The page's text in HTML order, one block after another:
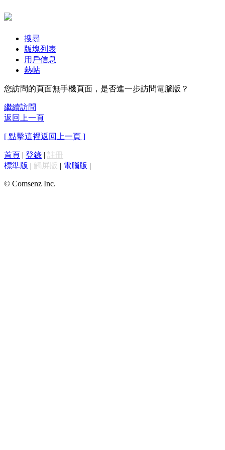
搜尋
版塊列表
用戶信息
熱帖
您訪問的頁面無手機頁面，是否進一步訪問電腦版？
繼續訪問
返回上一頁
[ 點擊這裡返回上一頁 ]
首頁 | 登錄 | 註冊
標準版 | 觸屏版 | 電腦版 |
© Comsenz Inc.